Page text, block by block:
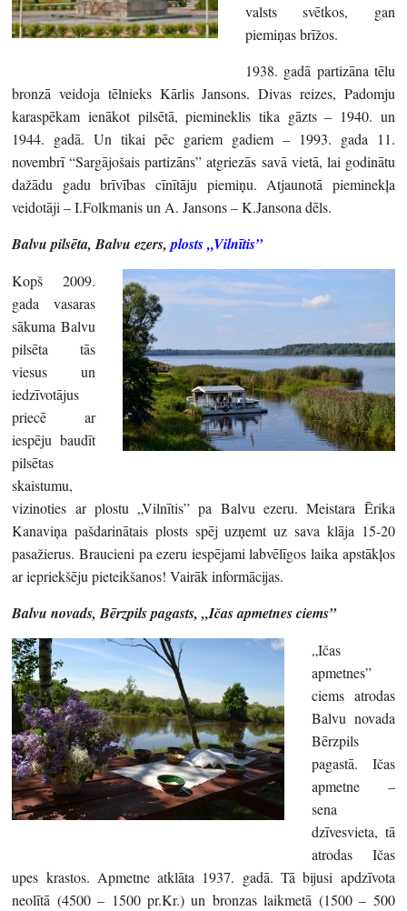
valsts svētkos, gan
piemiņas brīžos.
1938. gadā partizāna tēlu
bronzā veidoja tēlnieks Kārlis Jansons. Divas reizes, Padomju
karaspēkam ienākot pilsētā, piemineklis tika gāzts – 1940. un
1944. gadā. Un tikai pēc gariem gadiem – 1993. gada 11.
novembrī “Sargājošais partizāns” atgriezās savā vietā, lai godinātu
dažādu gadu brīvības cīnītāju piemiņu. Atjaunotā pieminekļa
veidotāji – I.Folkmanis un A. Jansons – K.Jansona dēls.
Balvu pilsēta, Balvu ezers,plosts „Vilnītis”
Kopš 2009.
gada vasaras
sākuma Balvu
pilsēta tās
viesus un
iedzīvotājus
priecē ar
iespēju baudīt
pilsētas
skaistumu,
vizinoties ar plostu „Vilnītis” pa Balvu ezeru. Meistara Ērika
Kanaviņa pašdarinātais plosts spēj uzņemt uz sava klāja 15-20
pasažierus. Braucieni pa ezeru iespējami labvēlīgos laika apstākļos
ar iepriekšēju pieteikšanos! Vairāk informācijas.
Balvu novads, Bērzpils pagasts, „Ičas apmetnes ciems”
„Ičas
apmetnes”
ciems atrodas
Balvu novada
Bērzpils
pagastā. Ičas
apmetne –
sena
dzīvesvieta, tā
atrodas Ičas
upes krastos. Apmetne atklāta 1937. gadā. Tā bijusi apdzīvota
neolītā (4500 – 1500 pr.Kr.) un bronzas laikmetā (1500 – 500